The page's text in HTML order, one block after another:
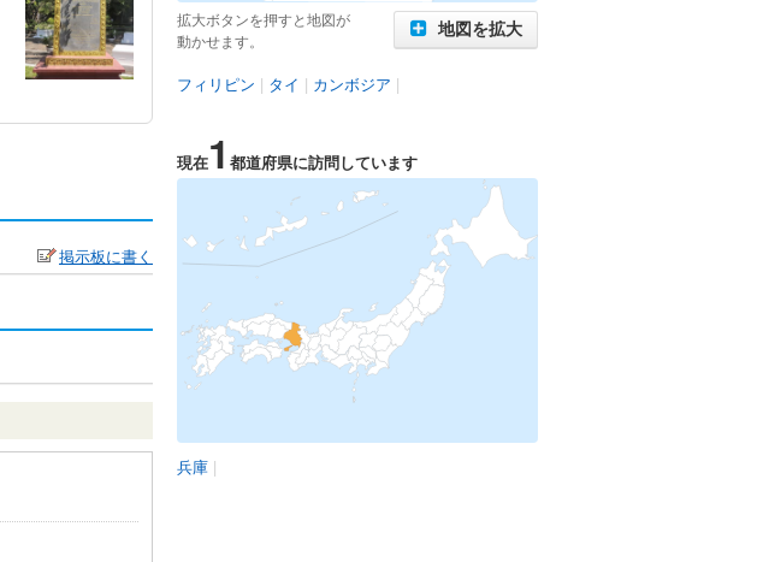
掲示板に書く
拡大ボタンを押すと地図が
動かせます。
地図を拡大
フィリピン | タイ | カンボジア |
現在1 都道府県に訪問しています
兵庫 |